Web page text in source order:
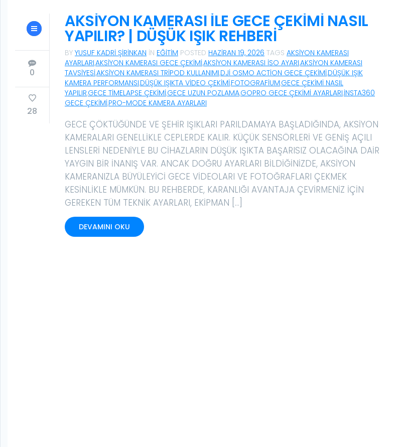
0
28
AKSIYON KAMERASI İLE GECE ÇEKIMI NASIL
YAPILIR? | DÜŞÜK IŞIK REHBERI
BY YUSUF KADRI ŞIRINKAN IN EĞITIM POSTED HAZIRAN 19, 2026 TAGS AKSIYON KAMERASI
AYARLARI,AKSIYON KAMERASI GECE ÇEKIMI,AKSIYON KAMERASI ISO AYARI,AKSIYON KAMERASI
TAVSIYESI,AKSIYON KAMERASI TRIPOD KULLANIMI,DJI OSMO ACTION GECE ÇEKIMI,DÜŞÜK IŞIK
KAMERA PERFORMANSI,DÜŞÜK IŞIKTA VIDEO ÇEKIMI,FOTOGRAFIUM,GECE ÇEKIMI NASIL
YAPILIR,GECE TIMELAPSE ÇEKIMI,GECE UZUN POZLAMA,GOPRO GECE ÇEKIMI AYARLARI,INSTA360
GECE ÇEKIMI,PRO-MODE KAMERA AYARLARI
GECE ÇÖKTÜĞÜNDE VE ŞEHIR IŞIKLARI PARILDAMAYA BAŞLADIĞINDA, AKSIYON
KAMERALARI GENELLIKLE CEPLERDE KALIR. KÜÇÜK SENSÖRLERI VE GENIŞ AÇILI
LENSLERI NEDENIYLE BU CIHAZLARIN DÜŞÜK IŞIKTA BAŞARISIZ OLACAĞINA DAIR
YAYGIN BIR INANIŞ VAR. ANCAK DOĞRU AYARLARI BILDIĞINIZDE, AKSIYON
KAMERANIZLA BÜYÜLEYICI GECE VIDEOLARI VE FOTOĞRAFLARI ÇEKMEK
KESINLIKLE MÜMKÜN. BU REHBERDE, KARANLIĞI AVANTAJA ÇEVIRMENIZ IÇIN
GEREKEN TÜM TEKNIK AYARLARI, EKIPMAN […]
DEVAMINI OKU